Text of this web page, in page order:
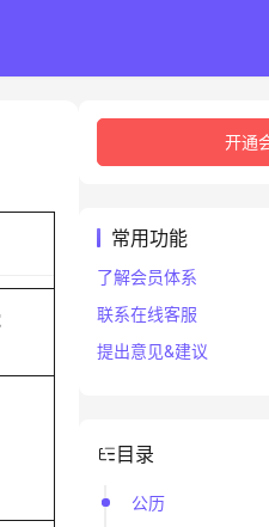
开通
常用功能
了解会员体系
联系在线客服
提出意见&建议
目录
公历